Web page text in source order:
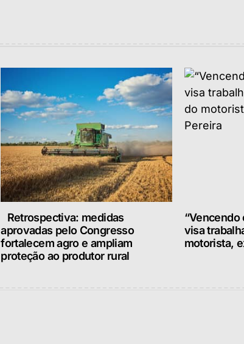
Retrospectiva: medidas
aprovadas pelo Congresso
fortalecem agro e ampliam
proteção ao produtor rural
“Vencendo
visa
motorista,